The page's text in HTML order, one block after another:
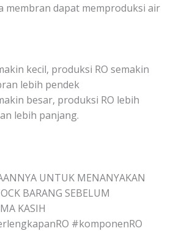
membran dapat memproduksi air
kecil, produksi RO semakin
lebih pendek
besar, produksi RO lebih
lebih panjang.
UNTUK MENANYAKAN
BARANG SEBELUM
KASIH
#komponenRO